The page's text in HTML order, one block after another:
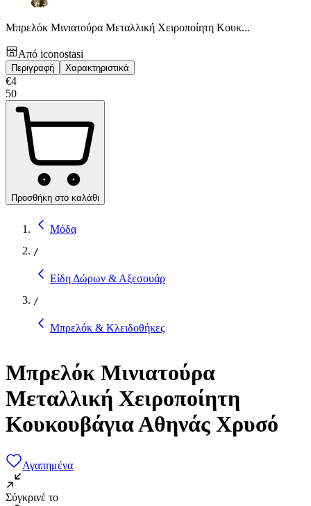
Μπρελόκ Μινιατούρα Μεταλλική Χειροποίητη Κουκ...
Από iconostasi
Περιγραφή Χαρακτηριστικά
€4
50
Προσθήκη στο καλάθι
Μόδα
/
Είδη Δώρων & Αξεσουάρ
/
Μπρελόκ & Κλειδοθήκες
Μπρελόκ Μινιατούρα
Μεταλλική Χειροποίητη
Κουκουβάγια Αθηνάς Χρυσό
Αγαπημένα
Σύγκρινέ το